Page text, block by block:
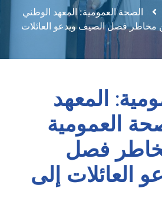
الصحة العمومية: المعهد الوطني
مخاطر فصل الصيف ويدعو العائلات
المعهد
العمومية
فصل
العائلات إلى